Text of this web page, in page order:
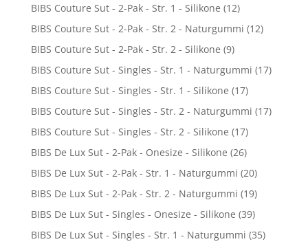
BIBS Couture Sut - 2-Pak - Str. 1 - Silikone (12)
BIBS Couture Sut - 2-Pak - Str. 2 - Naturgummi (12)
BIBS Couture Sut - 2-Pak - Str. 2 - Silikone (9)
BIBS Couture Sut - Singles - Str. 1 - Naturgummi (17)
BIBS Couture Sut - Singles - Str. 1 - Silikone (17)
BIBS Couture Sut - Singles - Str. 2 - Naturgummi (17)
BIBS Couture Sut - Singles - Str. 2 - Silikone (17)
BIBS De Lux Sut - 2-Pak - Onesize - Silikone (26)
BIBS De Lux Sut - 2-Pak - Str. 1 - Naturgummi (20)
BIBS De Lux Sut - 2-Pak - Str. 2 - Naturgummi (19)
BIBS De Lux Sut - Singles - Onesize - Silikone (39)
BIBS De Lux Sut - Singles - Str. 1 - Naturgummi (35)